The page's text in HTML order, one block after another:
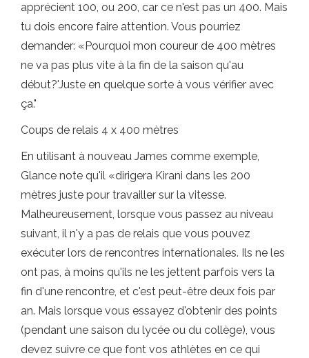
apprécient 100, ou 200, car ce n'est pas un 400. Mais
tu dois encore faire attention. Vous pourriez
demander: «Pourquoi mon coureur de 400 mètres
ne va pas plus vite à la fin de la saison qu'au
début?'Juste en quelque sorte à vous vérifier avec
ça."
Coups de relais 4 x 400 mètres
En utilisant à nouveau James comme exemple,
Glance note qu'il «dirigera Kirani dans les 200
mètres juste pour travailler sur la vitesse.
Malheureusement, lorsque vous passez au niveau
suivant, il n'y a pas de relais que vous pouvez
exécuter lors de rencontres internationales. Ils ne les
ont pas, à moins qu'ils ne les jettent parfois vers la
fin d'une rencontre, et c'est peut-être deux fois par
an. Mais lorsque vous essayez d'obtenir des points
(pendant une saison du lycée ou du collège), vous
devez suivre ce que font vos athlètes en ce qui